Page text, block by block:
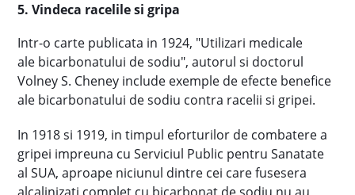
5. Vindeca racelile si gripa
Intr-o carte publicata in 1924, "Utilizari medicale
ale bicarbonatului de sodiu", autorul si doctorul
Volney S. Cheney include exemple de efecte benefice
ale bicarbonatului de sodiu contra racelii si gripei.
In 1918 si 1919, in timpul eforturilor de combatere a
gripei impreuna cu Serviciul Public pentru Sanatate
al SUA, aproape niciunul dintre cei care fusesera